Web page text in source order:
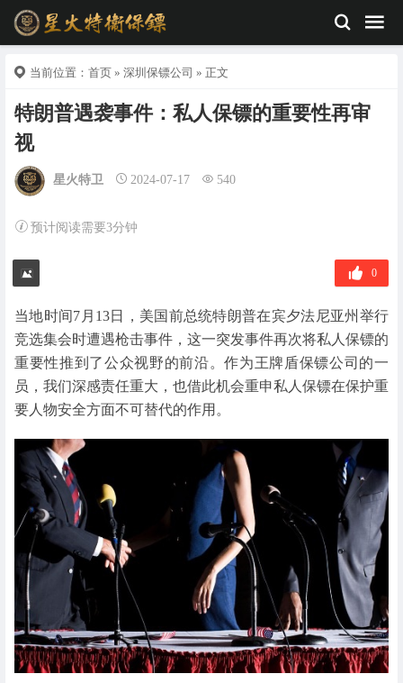
当前位置： 首页 » 深圳保镖公司 » 正文
特朗普遇袭事件：私人保镖的重要性再审
视
星火特卫 2024-07-17 540
预计阅读需要3分钟
0
当地时间7月13日，美国前总统特朗普在宾夕法尼亚州举行
竞选集会时遭遇枪击事件，这一突发事件再次将私人保镖的
重要性推到了公众视野的前沿。作为王牌盾保镖公司的一
员，我们深感责任重大，也借此机会重申私人保镖在保护重
要人物安全方面不可替代的作用。